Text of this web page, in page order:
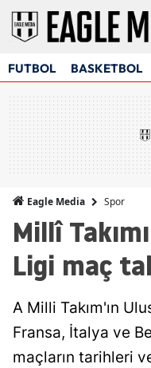
FUTBOL BASKETBOL
Eagle Media Spor
Millî
Ligi maç
A Milli Takım'ın
Fransa, İtalya ve
maçların tarihleri